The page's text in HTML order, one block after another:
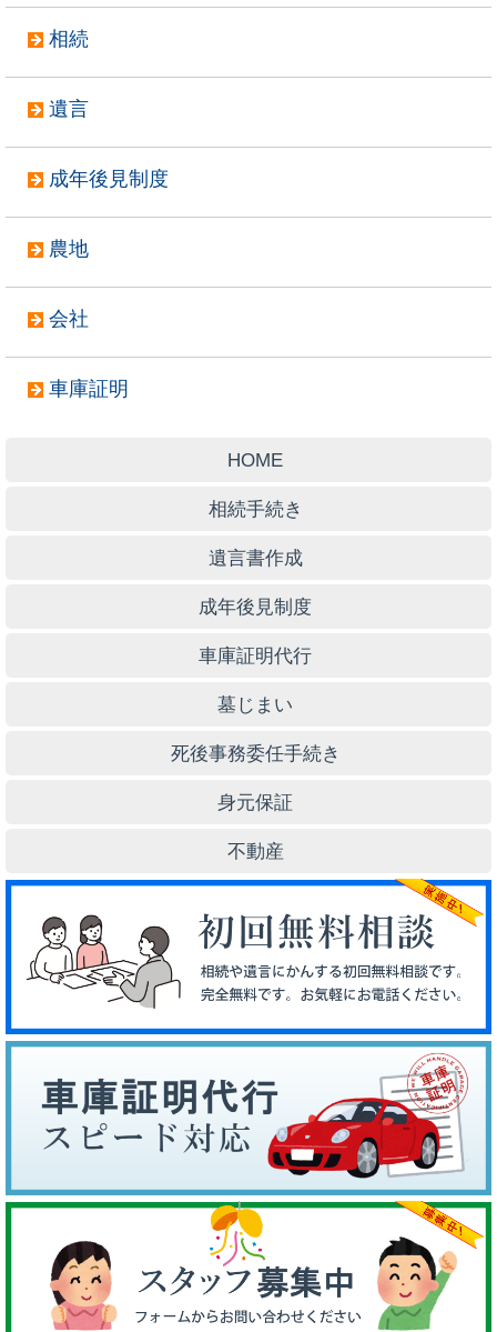
相続
遺言
成年後見制度
農地
会社
車庫証明
HOME
相続手続き
遺言書作成
成年後見制度
車庫証明代行
墓じまい
死後事務委任手続き
身元保証
不動産